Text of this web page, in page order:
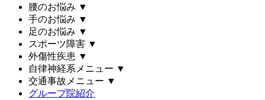
腰のお悩み ▼
手のお悩み ▼
足のお悩み ▼
スポーツ障害 ▼
外傷性疾患 ▼
自律神経系メニュー ▼
交通事故メニュー ▼
グループ院紹介